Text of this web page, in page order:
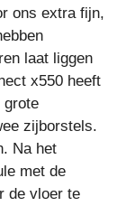
ons extra fijn,
laat liggen
x550 heeft
grote
zijborstels.
Na het
met de
de vloer te